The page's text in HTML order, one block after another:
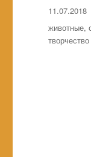
11.07.2018
Метки
животные,
творчество